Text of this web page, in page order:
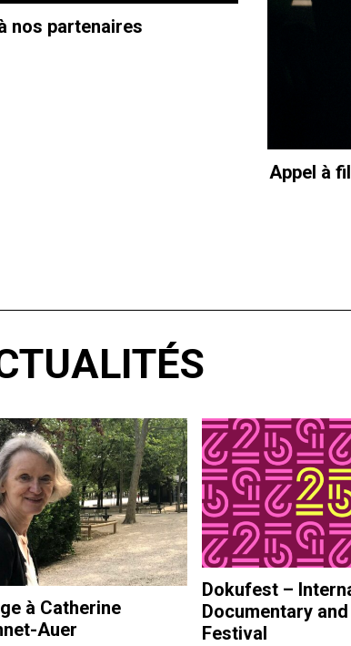
nos partenaires
Appel à
à Catherine
Auer
Dokufest –
Documentary
Festival